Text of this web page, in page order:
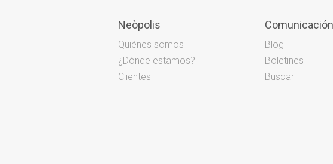
Neòpolis
Quiénes somos
¿Dónde estamos?
Clientes
Comunicación
Blog
Boletines
Buscar